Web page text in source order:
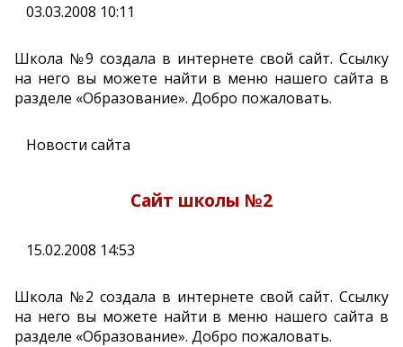
03.03.2008 10:11
Школа №9 создала в интернете свой сайт. Ссылку
на него вы можете найти в меню нашего сайта в
разделе «Образование». Добро пожаловать.
Новости сайта
Сайт школы №2
15.02.2008 14:53
Школа №2 создала в интернете свой сайт. Ссылку
на него вы можете найти в меню нашего сайта в
разделе «Образование». Добро пожаловать.